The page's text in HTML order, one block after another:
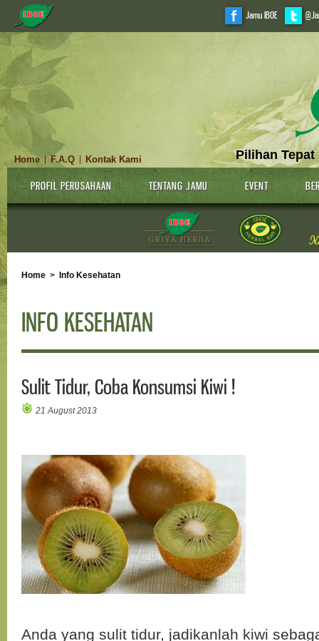
Jamu IBOE
Pilihan Tepat
Home |F.A.Q Kontak Kami
PROFIL PERUSAHAAN TENTANG JAMU EVENT
Home > Info Kesehatan
INFO KESEHATAN
Sulit Tidur, Coba Konsumsi Kiwi !
21 August 2013
Anda yang sulit tidur, jadikanlah kiwi